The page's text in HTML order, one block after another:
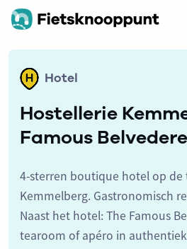
Hotel
Hostellerie
Famous Belvedere
4-sterren boutique hotel op de
Kemmelberg. Gastronomisch
Naast het hotel: The Famous
tearoom of apéro in